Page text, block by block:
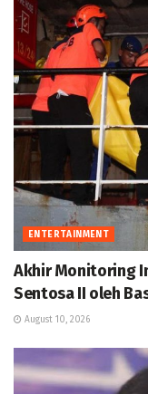
ENTERTAINMENT
Akhir Monitoring
Sentosa II oleh
August 10, 2026